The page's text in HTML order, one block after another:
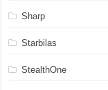
Sharp
Starbilas
StealthOne